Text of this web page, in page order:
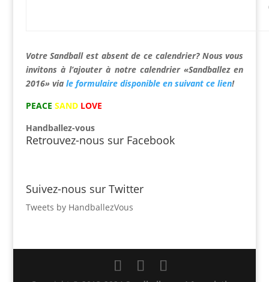
Votre Sandball est absent de ce calendrier? Nous vous
invitons à l’ajouter à notre calendrier «Sandballez en
2016» via le formulaire disponible en suivant ce lien!
PEACE SAND LOVE
Handballez-vous
Retrouvez-nous sur Facebook
Suivez-nous sur Twitter
Tweets by HandballezVous